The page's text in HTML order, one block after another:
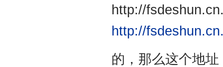
http://
http://
的，那么这个地